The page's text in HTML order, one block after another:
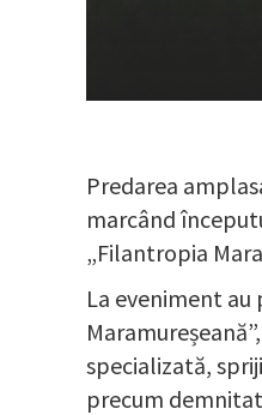
Predarea
marcând
„Filantropia
La eveniment
specializată,
precum